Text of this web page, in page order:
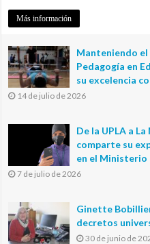
Más información
Manteniendo
Pedagogía en
su excelencia
14 de julio de 2026
De la UPLA a
comparte su
en el Ministerio
7 de julio de 2026
Ginette
decretos
30 de junio de